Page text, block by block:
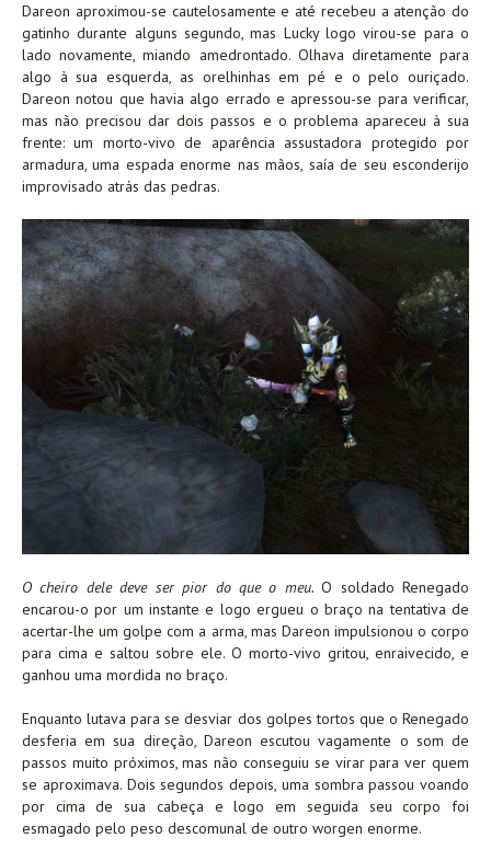
Dareon aproximou-se cautelosamente e até recebeu a atenção do
gatinho durante alguns segundo, mas Lucky logo virou-se para o
lado novamente, miando amedrontado. Olhava diretamente para
algo à sua esquerda, as orelhinhas em pé e o pelo ouriçado.
Dareon notou que havia algo errado e apressou-se para verificar,
mas não precisou dar dois passos e o problema apareceu à sua
frente: um morto-vivo de aparência assustadora protegido por
armadura, uma espada enorme nas mãos, saía de seu esconderijo
improvisado atrás das pedras.
O cheiro dele deve ser pior do que o meu.O soldado Renegado
encarou-o por um instante e logo ergueu o braço na tentativa de
acertar-lhe um golpe com a arma, mas Dareon impulsionou o corpo
para cima e saltou sobre ele. O morto-vivo gritou, enraivecido, e
ganhou uma mordida no braço.
Enquanto lutava para se desviar dos golpes tortos que o Renegado
desferia em sua direção, Dareon escutou vagamente o som de
passos muito próximos, mas não conseguiu se virar para ver quem
se aproximava. Dois segundos depois, uma sombra passou voando
por cima de sua cabeça e logo em seguida seu corpo foi
esmagado pelo peso descomunal de outro worgen enorme.